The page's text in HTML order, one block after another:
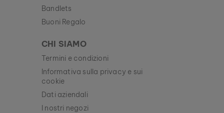
Bandlets
Buoni Regalo
CHI SIAMO
Termini e condizioni
Informativa sulla privacy e sui
cookie
Dati aziendali
I nostri negozi